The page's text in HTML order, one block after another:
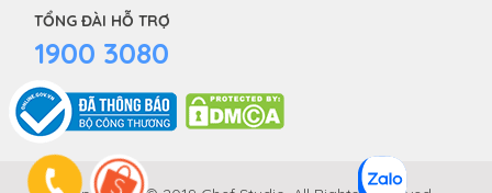
Hướng dẫn đặt hàng
Chính sách đổi hàng
TỔNG ĐÀI HỖ TRỢ
1900 3080